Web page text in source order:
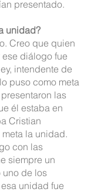
presentado.
unidad?
Creo que quien
ese diálogo fue
intendente de
puso como meta
las
él estaba en
Cristian
la unidad.
con las
siempre un
uno de los
unidad fue